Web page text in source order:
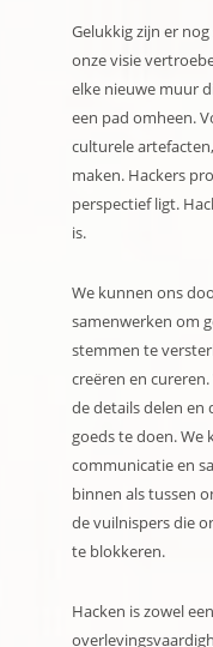
Gelukkig zijn er
onze visie
elke nieuwe muur
een pad omheen.
culturele
maken. Hackers
perspectief ligt.
is.
We kunnen ons
samenwerken om
stemmen te
creëren en
de details delen en
goeds te doen.
communicatie en
binnen als tussen
de vuilnispers die
te blokkeren.
Hacken is zowel